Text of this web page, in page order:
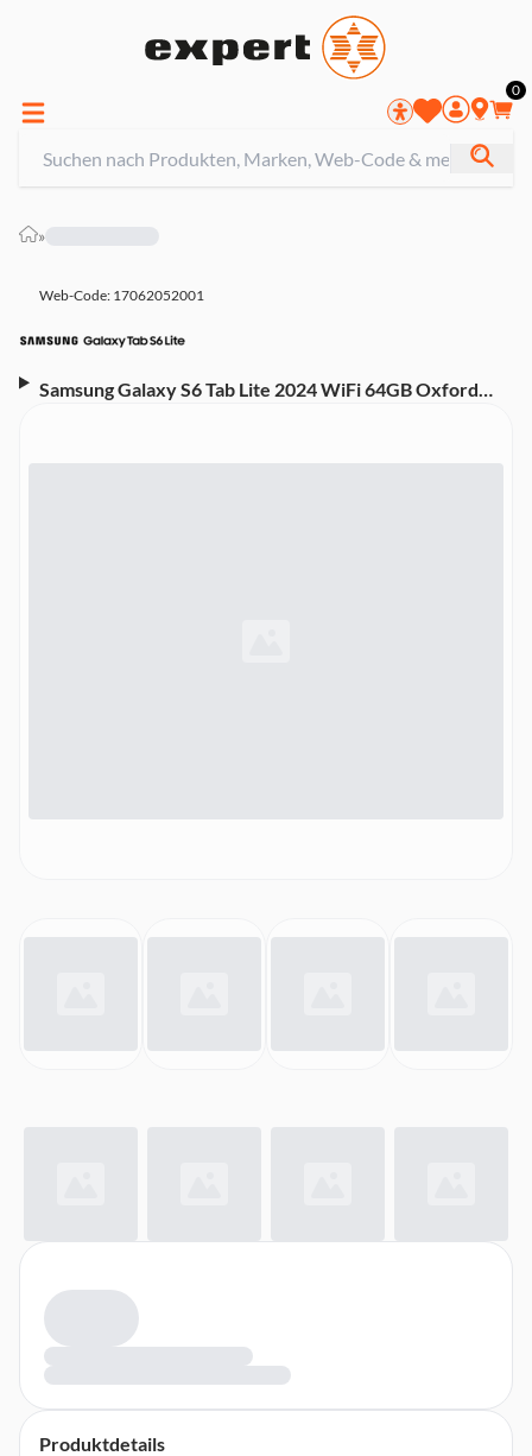
0
»
Web-Code: 17062052001
Samsung Galaxy S6 Tab Lite 2024 WiFi 64GB Oxford
Produktdetails